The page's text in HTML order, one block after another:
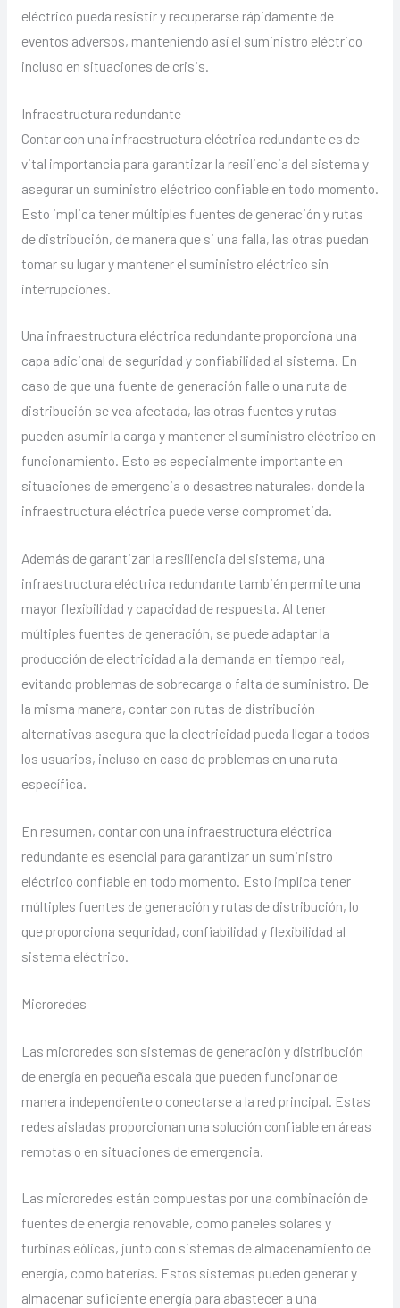
eléctrico pueda resistir y recuperarse rápidamente de
eventos adversos, manteniendo así el suministro eléctrico
incluso en situaciones de crisis.
Infraestructura redundante
Contar con una infraestructura eléctrica redundante es de
vital importancia para garantizar la resiliencia del sistema y
asegurar un suministro eléctrico confiable en todo momento.
Esto implica tener múltiples fuentes de generación y rutas
de distribución, de manera que si una falla, las otras puedan
tomar su lugar y mantener el suministro eléctrico sin
interrupciones.
Una infraestructura eléctrica redundante proporciona una
capa adicional de seguridad y confiabilidad al sistema. En
caso de que una fuente de generación falle o una ruta de
distribución se vea afectada, las otras fuentes y rutas
pueden asumir la carga y mantener el suministro eléctrico en
funcionamiento. Esto es especialmente importante en
situaciones de emergencia o desastres naturales, donde la
infraestructura eléctrica puede verse comprometida.
Además de garantizar la resiliencia del sistema, una
infraestructura eléctrica redundante también permite una
mayor flexibilidad y capacidad de respuesta. Al tener
múltiples fuentes de generación, se puede adaptar la
producción de electricidad a la demanda en tiempo real,
evitando problemas de sobrecarga o falta de suministro. De
la misma manera, contar con rutas de distribución
alternativas asegura que la electricidad pueda llegar a todos
los usuarios, incluso en caso de problemas en una ruta
específica.
En resumen, contar con una infraestructura eléctrica
redundante es esencial para garantizar un suministro
eléctrico confiable en todo momento. Esto implica tener
múltiples fuentes de generación y rutas de distribución, lo
que proporciona seguridad, confiabilidad y flexibilidad al
sistema eléctrico.
Microredes
Las microredes son sistemas de generación y distribución
de energía en pequeña escala que pueden funcionar de
manera independiente o conectarse a la red principal. Estas
redes aisladas proporcionan una solución confiable en áreas
remotas o en situaciones de emergencia.
Las microredes están compuestas por una combinación de
fuentes de energía renovable, como paneles solares y
turbinas eólicas, junto con sistemas de almacenamiento de
energía, como baterías. Estos sistemas pueden generar y
almacenar suficiente energía para abastecer a una